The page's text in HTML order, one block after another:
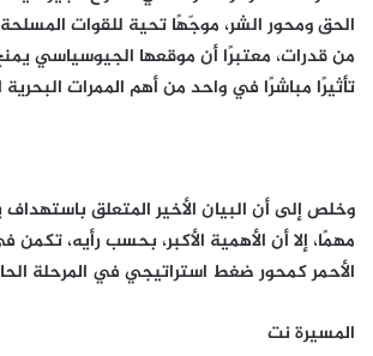
الحق ومحور الشر، موجّهًا تحية للقوات
من قدرات، معتبرًا أن موقعها الجيوسياسي
تأثيرًا مباشرًا في واحد من أهم الممرات البحرية
وخلص إلى أن البيان الأخير المتعلق باستهداف
مهمًا، إلا أن الأهمية الأكبر، بحسب رأيه، تكمن
الأحمر كمحور ضغط استراتيجي في المرحلة
المسيرة نت